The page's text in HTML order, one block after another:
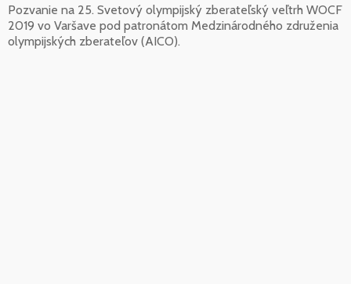
Pozvanie na 25. Svetový olympijský zberateľský veľtrh WOCF
2019 vo Varšave pod patronátom Medzinárodného združenia
olympijských zberateľov (AICO).